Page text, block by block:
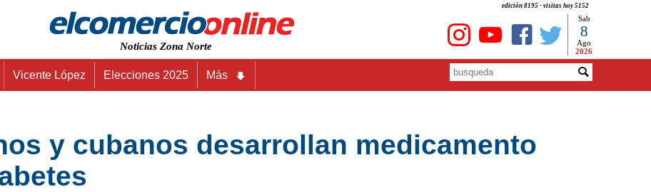
edición 8195 - visitas hoy 5152
Noticias Zona Norte
Sab
8
Ago
2026
Vicente López Elecciones 2025 Más
y cubanos desarrollan medicamento